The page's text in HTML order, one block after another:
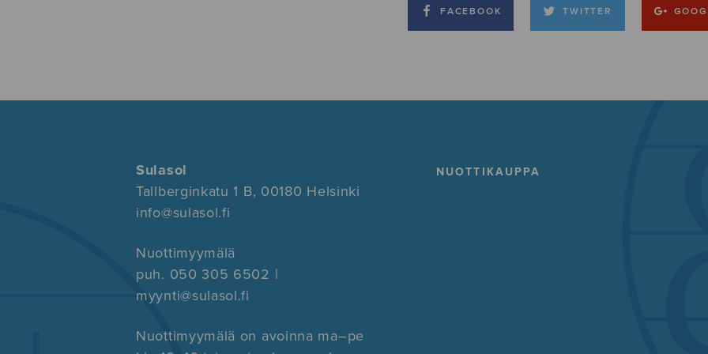
FACEBOOK TWITTER
Sulasol
Tallberginkatu 1 B, 00180 Helsinki
info@sulasol.fi
Nuottimyymälä
puh. 050 305 6502 |
myynti@sulasol.fi
Nuottimyymälä on avoinna ma–pe
NUOTTIKAUPPA